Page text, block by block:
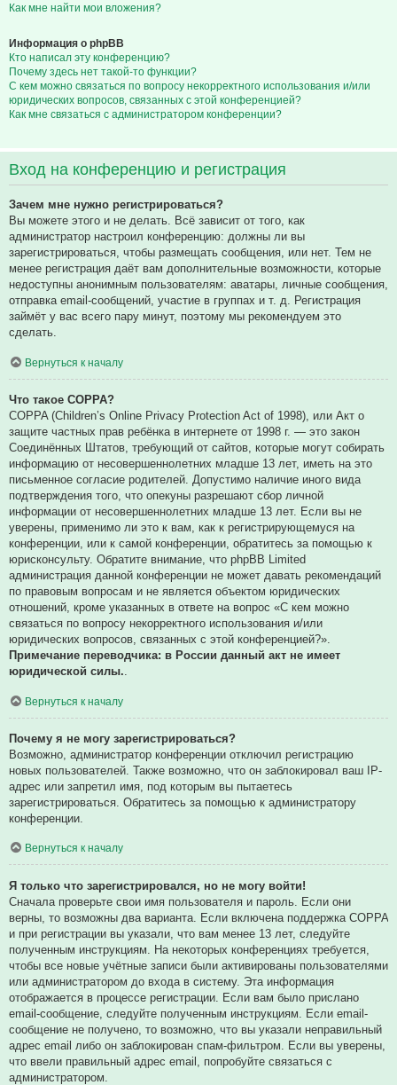
Как мне найти мои вложения?
Информация о phpBB
Кто написал эту конференцию?
Почему здесь нет такой-то функции?
С кем можно связаться по вопросу некорректного использования и/или
юридических вопросов, связанных с этой конференцией?
Как мне связаться с администратором конференции?
Вход на конференцию и регистрация
Зачем мне нужно регистрироваться?
Вы можете этого и не делать. Всё зависит от того, как
администратор настроил конференцию: должны ли вы
зарегистрироваться, чтобы размещать сообщения, или нет. Тем не
менее регистрация даёт вам дополнительные возможности, которые
недоступны анонимным пользователям: аватары, личные сообщения,
отправка email-сообщений, участие в группах и т. д. Регистрация
займёт у вас всего пару минут, поэтому мы рекомендуем это
сделать.
Вернуться к началу
Что такое COPPA?
COPPA (Children’s Online Privacy Protection Act of 1998), или Акт о
защите частных прав ребёнка в интернете от 1998 г. — это закон
Соединённых Штатов, требующий от сайтов, которые могут собирать
информацию от несовершеннолетних младше 13 лет, иметь на это
письменное согласие родителей. Допустимо наличие иного вида
подтверждения того, что опекуны разрешают сбор личной
информации от несовершеннолетних младше 13 лет. Если вы не
уверены, применимо ли это к вам, как к регистрирующемуся на
конференции, или к самой конференции, обратитесь за помощью к
юрисконсульту. Обратите внимание, что phpBB Limited
администрация данной конференции не может давать рекомендаций
по правовым вопросам и не является объектом юридических
отношений, кроме указанных в ответе на вопрос «С кем можно
связаться по вопросу некорректного использования и/или
юридических вопросов, связанных с этой конференцией?».
Примечание переводчика: в России данный акт не имеет
юридической силы..
Вернуться к началу
Почему я не могу зарегистрироваться?
Возможно, администратор конференции отключил регистрацию
новых пользователей. Также возможно, что он заблокировал ваш IP-
адрес или запретил имя, под которым вы пытаетесь
зарегистрироваться. Обратитесь за помощью к администратору
конференции.
Вернуться к началу
Я только что зарегистрировался, но не могу войти!
Сначала проверьте свои имя пользователя и пароль. Если они
верны, то возможны два варианта. Если включена поддержка COPPA
и при регистрации вы указали, что вам менее 13 лет, следуйте
полученным инструкциям. На некоторых конференциях требуется,
чтобы все новые учётные записи были активированы пользователями
или администратором до входа в систему. Эта информация
отображается в процессе регистрации. Если вам было прислано
email-сообщение, следуйте полученным инструкциям. Если email-
сообщение не получено, то возможно, что вы указали неправильный
адрес email либо он заблокирован спам-фильтром. Если вы уверены,
что ввели правильный адрес email, попробуйте связаться с
администратором.